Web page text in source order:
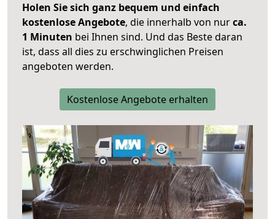
Holen Sie sich ganz bequem und einfach
kostenlose Angebote, die innerhalb von nurca.
1 Minuten bei Ihnen sind. Und das Beste daran
ist, dass all dies zu erschwinglichen Preisen
angeboten werden.
Kostenlose Angebote erhalten